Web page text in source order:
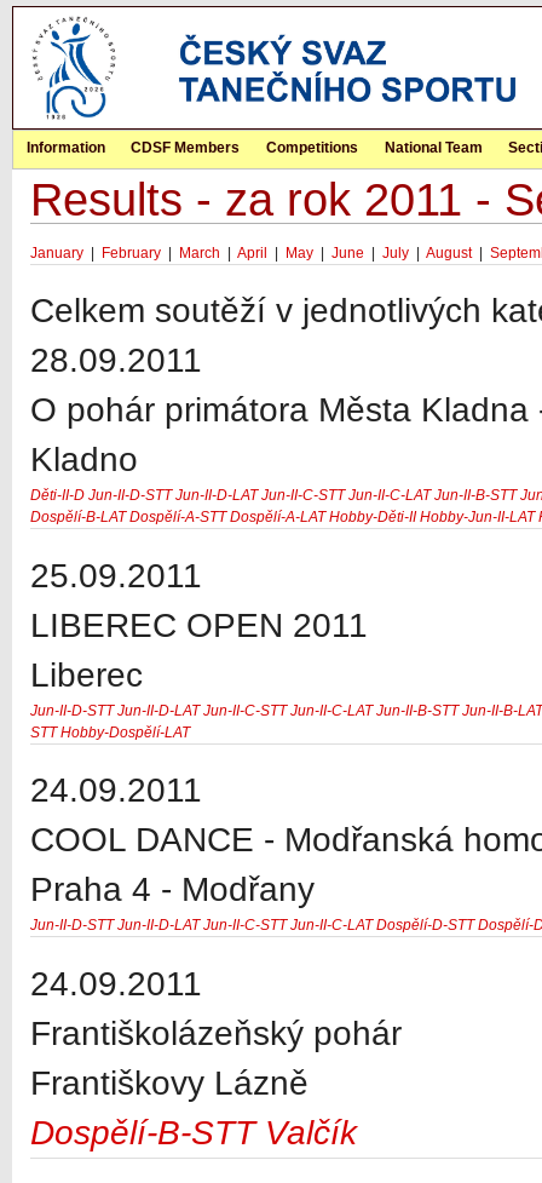
Information CDSF Members Competitions National Team
Results - za rok 2011 -
January February March April May June July August
Celkem soutěží v jednotlivých
28.09.2011
O pohár primátora Města Kladna
Kladno
Děti-II-D Jun-II-D-STT Jun-II-D-LAT Jun-II-C-STT Jun-II-C-LAT Jun-II-B-STT
Dospělí-B-LAT Dospělí-A-STT Dospělí-A-LAT Hobby-Děti-II Hobby-Jun-II-LAT
25.09.2011
LIBEREC OPEN 2011
Liberec
Jun-II-D-STT Jun-II-D-LAT Jun-II-C-STT Jun-II-C-LAT Jun-II-B-STT Jun-II-B-LAT
STT Hobby-Dospělí-LAT
24.09.2011
COOL DANCE - Modřanská
Praha 4 - Modřany
Jun-II-D-STT Jun-II-D-LAT Jun-II-C-STT Jun-II-C-LAT Dospělí-D-STT Dospělí-
24.09.2011
Františkolázeňský pohár
Františkovy Lázně
Dospělí-B-STT Valčík